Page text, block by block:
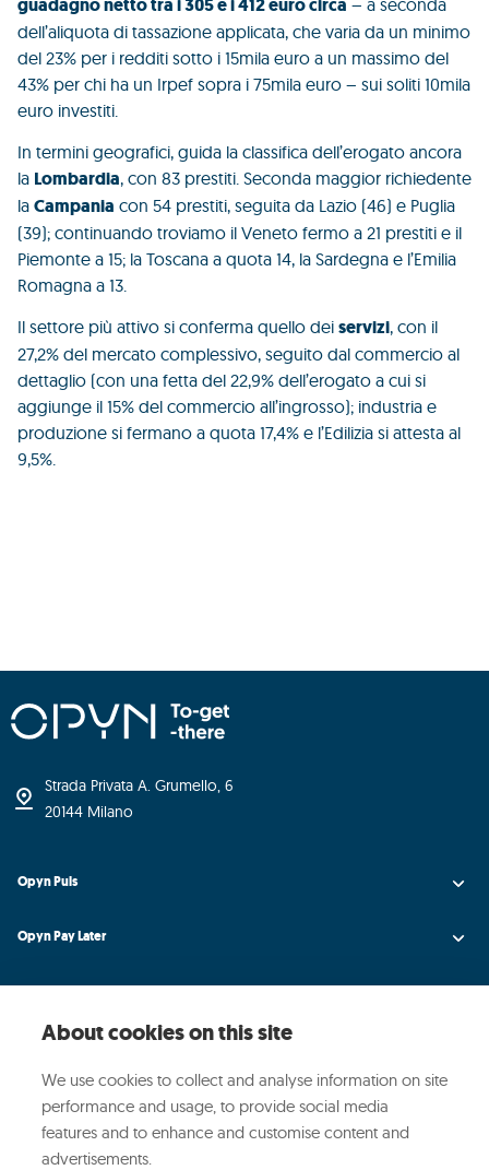
guadagno netto tra i 305 e i 412 euro circa – a seconda
dell’aliquota di tassazione applicata, che varia da un minimo
del 23% per i redditi sotto i 15mila euro a un massimo del
43% per chi ha un Irpef sopra i 75mila euro – sui soliti 10mila
euro investiti.
In termini geografici, guida la classifica dell’erogato ancora
la Lombardia, con 83 prestiti. Seconda maggior richiedente
la Campania con 54 prestiti, seguita da Lazio (46) e Puglia
(39); continuando troviamo il Veneto fermo a 21 prestiti e il
Piemonte a 15; la Toscana a quota 14, la Sardegna e l’Emilia
Romagna a 13.
Il settore più attivo si conferma quello dei servizi, con il
27,2% del mercato complessivo, seguito dal commercio al
dettaglio (con una fetta del 22,9% dell’erogato a cui si
aggiunge il 15% del commercio all’ingrosso); industria e
produzione si fermano a quota 17,4% e l’Edilizia si attesta al
9,5%.
Strada Privata A. Grumello, 6
20144 Milano
Opyn Puls
Opyn Pay Later
Opyn Universe
Opyn Credit AI
Opyn
Media ed Eventi
About cookies on this site
We use cookies to collect and analyse information on site
performance and usage, to provide social media
features and to enhance and customise content and
advertisements.